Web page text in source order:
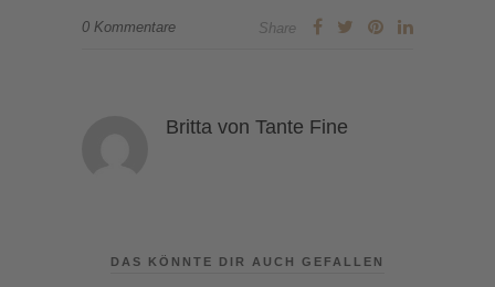
0 Kommentare Share
Britta von Tante Fine
DAS KÖNNTE DIR AUCH GEFALLEN